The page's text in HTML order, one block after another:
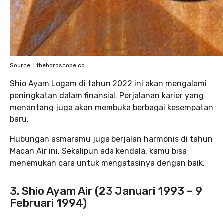
Source: i.thehoroscope.co
Shio Ayam Logam di tahun 2022 ini akan mengalami
peningkatan dalam finansial. Perjalanan karier yang
menantang juga akan membuka berbagai kesempatan
baru.
Hubungan asmaramu juga berjalan harmonis di tahun
Macan Air ini. Sekalipun ada kendala, kamu bisa
menemukan cara untuk mengatasinya dengan baik.
3. Shio Ayam Air (23 Januari 1993 – 9
Februari 1994)